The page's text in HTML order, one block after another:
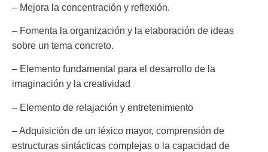
– Mejora la concentración y reflexión.
– Fomenta la organización y la elaboración de ideas
sobre un tema concreto.
– Elemento fundamental para el desarrollo de la
imaginación y la creatividad
– Elemento de relajación y entretenimiento
– Adquisición de un léxico mayor, comprensión de
estructuras sintácticas complejas o la capacidad de